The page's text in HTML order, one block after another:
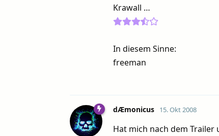
Krawall …
In diesem Sinne:
freeman
dÆmonicus 15. Okt 2008
Hat mich nach dem